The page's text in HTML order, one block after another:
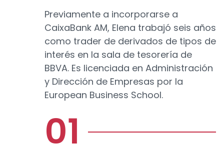
Previamente a incorporarse a
CaixaBank AM, Elena trabajó seis años
como trader de derivados de tipos de
interés en la sala de tesorería de
BBVA. Es licenciada en Administración
y Dirección de Empresas por la
European Business School.